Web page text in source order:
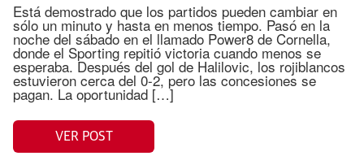
Está demostrado que los partidos pueden cambiar en
sólo un minuto y hasta en menos tiempo. Pasó en la
noche del sábado en el llamado Power8 de Cornella,
donde el Sporting repitió victoria cuando menos se
esperaba. Después del gol de Halilovic, los rojiblancos
estuvieron cerca del 0-2, pero las concesiones se
pagan. La oportunidad […]
VER POST